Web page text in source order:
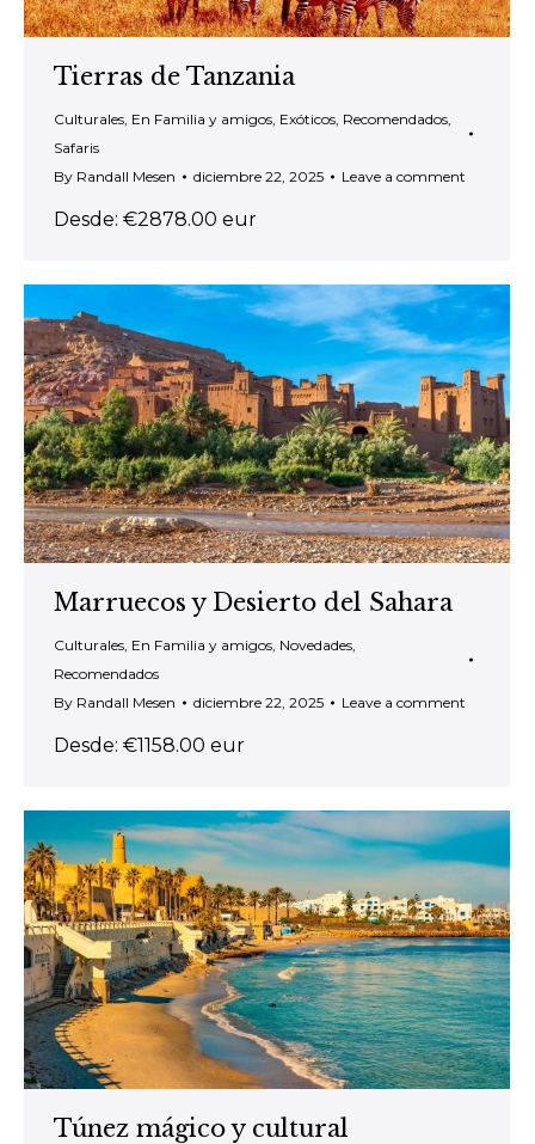
Tierras de Tanzania
Culturales En Familia y amigos Exóticos Recomendados
Safaris
By Randall Mesen diciembre 22, 2025 Leave a comment
Desde: €2878.00 eur
Marruecos y Desierto del Sahara
Culturales En Familia y amigos Novedades
Recomendados
By Randall Mesen diciembre 22, 2025 Leave a comment
Desde: €1158.00 eur
Túnez mágico y cultural